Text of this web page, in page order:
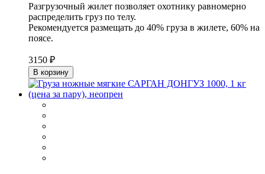
Разгрузочный жилет позволяет охотнику равномерно
распределить груз по телу.
Рекомендуется размещать до 40% груза в жилете, 60% на
поясе.
3150 ₽
В корзину